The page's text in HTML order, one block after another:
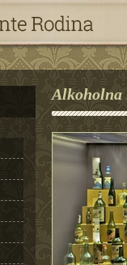
Alkoholna